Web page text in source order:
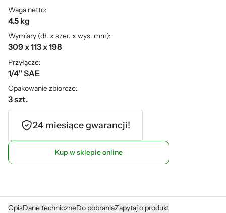
Waga netto:
4.5 kg
Wymiary (dł. x szer. x wys. mm):
309 x 113 x 198
Przyłącze:
1/4'' SAE
Opakowanie zbiorcze:
3 szt.
24 miesiące gwarancji!
Kup w sklepie online
OpisDane techniczneDo pobraniaZapytaj o produkt